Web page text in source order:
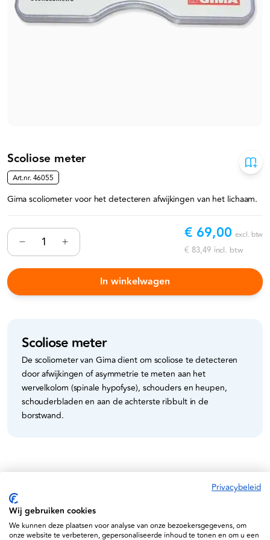
Scoliose meter
Art.nr.46055
Gima scoliometer voor het detecteren afwijkingen van het lichaam.
€ 69,00 excl. btw
€ 83,49 incl. btw
In winkelwagen
Scoliose meter
De scoliometer van Gima dient om scoliose te detecteren
door afwijkingen of asymmetrie te meten aan het
wervelkolom (spinale hypofyse), schouders en heupen,
schouderbladen en aan de achterste ribbult in de
borstwand.
Specificaties Privacybeleid
Wij gebruiken cookies
We kunnen deze plaatsen voor analyse van onze bezoekersgegevens, om
onze website te verbeteren, gepersonaliseerde inhoud te tonen en om u een